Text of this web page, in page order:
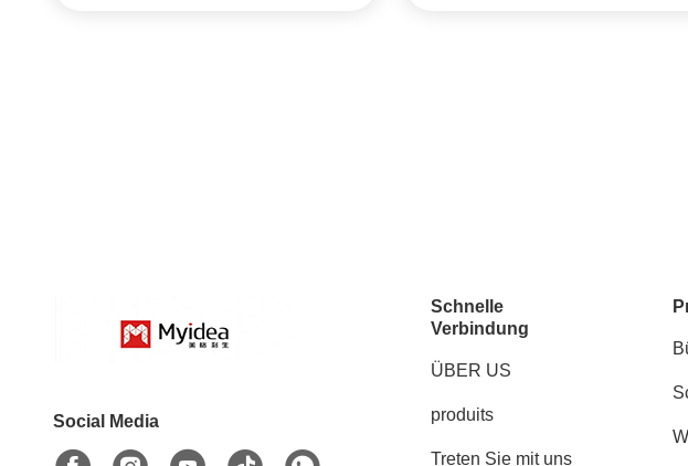
Social Media
Schnelle
Verbindung
ÜBER US
produits
Treten Sie mit uns